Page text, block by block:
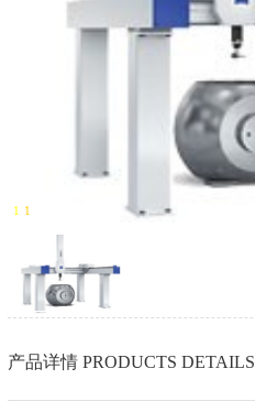
1 1
产品详情 PRODUCTS DETAILS